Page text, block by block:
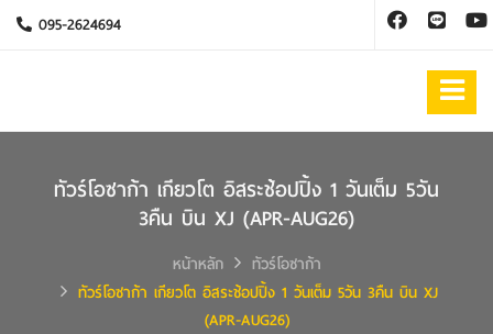
095-2624694
ทัวร์โอซาก้า เกียวโต อิสระช้อปปิ้ง 1 วันเต็ม 5วัน
3คืน บิน XJ (APR-AUG26)
หน้าหลัก
ทัวร์โอซาก้า
ทัวร์โอซาก้า เกียวโต อิสระช้อปปิ้ง 1 วันเต็ม 5วัน 3คืน บิน XJ
(APR-AUG26)